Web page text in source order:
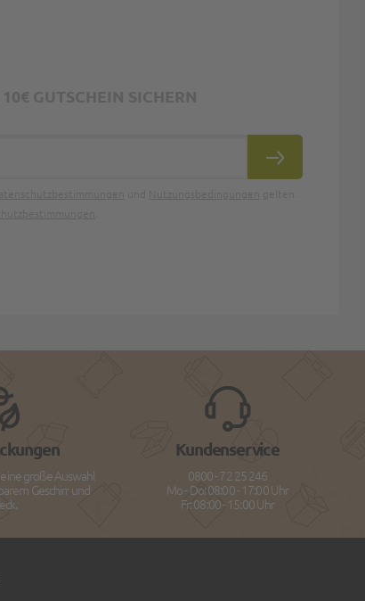
ABONNIEREN
große Auswahl
Geschirr und
Kundenservice
0800 - 72 25 246
Mo - Do: 08:00 - 17:00 Uhr
Fr: 08:00 - 15:00 Uhr